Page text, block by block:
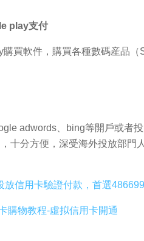
play支付
買軟件，購買各種數碼産品（
adwords、bing等開戶或者
十分方便，深受海外投放部門
放信用卡驗證付款，首選
購物教程-虛拟信用卡開通